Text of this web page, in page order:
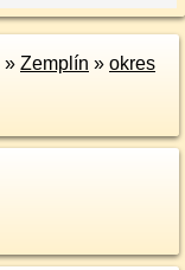
» Zemplín » okres